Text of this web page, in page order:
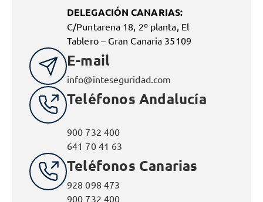
DELEGACIÓN CANARIAS:
C/Puntarena 18, 2º planta, El
Tablero – Gran Canaria 35109
E-mail
info@inteseguridad.com
Teléfonos Andalucía
900 732 400
641 70 41 63
Teléfonos Canarias
928 098 473
900 732 400